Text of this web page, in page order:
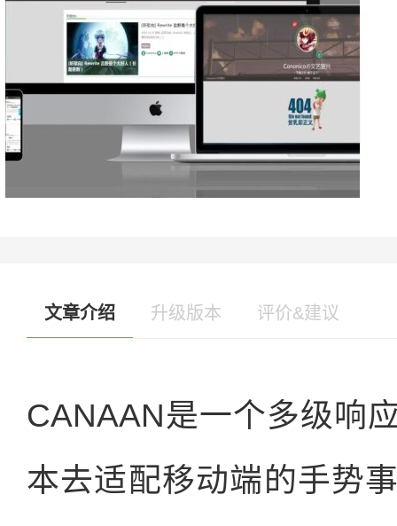
文章介绍 升级版本 评价&建议
CANAAN是一个多级响
本去适配移动端的手势